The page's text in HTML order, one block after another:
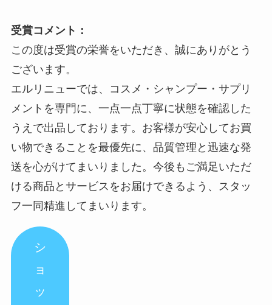
受賞コメント：
この度は受賞の栄誉をいただき、誠にありがとう
ございます。
エルリニューでは、コスメ・シャンプー・サプリ
メントを専門に、一点一点丁寧に状態を確認した
うえで出品しております。お客様が安心してお買
い物できることを最優先に、品質管理と迅速な発
送を心がけてまいりました。今後もご満足いただ
ける商品とサービスをお届けできるよう、スタッ
フ一同精進してまいります。
シ
ョ
ッ